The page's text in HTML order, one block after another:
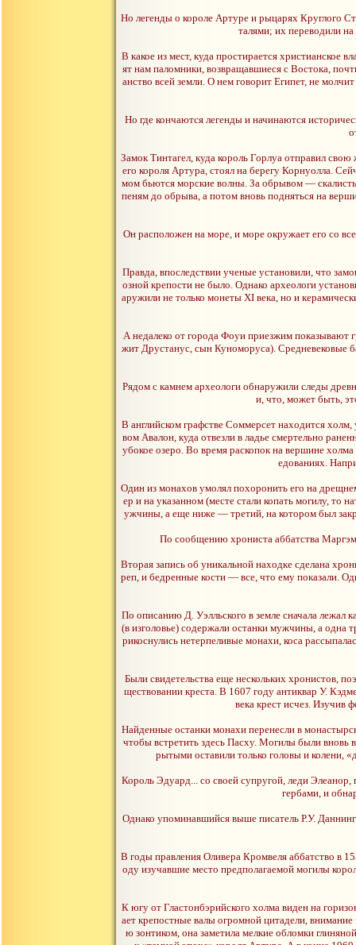
Но легенды о короле Артуре и рыцарях Круглого
талями; их переводили
В какое из мест, куда простирается христианское
ят нам паломники, возвращавшиеся с Востока,
анство всей земли. О нем говорит Египет, не
Но где кончаются легенды и начинаются
Замок Тинтагел, куда король Горлуа отправил
его короля Артура, стоял на берегу Корнуолла.
мом бьются морские волны. За обрывом —
пеням до обрыва, а потом вновь подняться на
Он расположен на море, и море окружает его со
Правда, впоследствии ученые установили, что
озной крепости не было. Однако археологи
аружили не только монеты XI века, но и
А недалеко от города Фоуи приезжим показывают
жит Друстанус, сын Куноморуса). Средневековые
Рядом с камнем археологи обнаружили следы
и, что, может быть,
В английском графстве Соммерсет находится
вом Авалон, куда отвезли в ладье смертельно
убокое озеро. Во время раскопок на вершине
едованиях.
Один из монахов умолял похоронить его на
ер и на указанном (месте стали копать могилу,
ужчины, а еще ниже — третий, на котором был
По сообщению хрониста аббатства
Вторая запись об уникальной находке сделана
реп, и бедренные кости — все, что ему показали.
По описанию Д. Уэлльского в земле сначала лежал
(в изголовье) содержали останки мужчины, а одна
рикоснулись нетерпеливые монахи, коса
Были свидетельства еще нескольких хронистов,
ществовании креста. В 1607 году антиквар У.
века крест исчез. Изучив
Найденные останки монахи перенесли в
чтобы встретить здесь Пасху. Могилы были вновь
рытыми оставили только головы и колени,
Король Эдуард... со своей супругой, леди
гербами, и
Однако упоминавшийся выше писатель Р.У.
В годы правления Оливера Кромвеля аббатство в
оду изучавшие место предполагаемой могилы
К югу от Гластонбэрийского холма виден на
ает крепостные валы огромной цитадели,
ю зонтиком, она заметила мелкие обломки